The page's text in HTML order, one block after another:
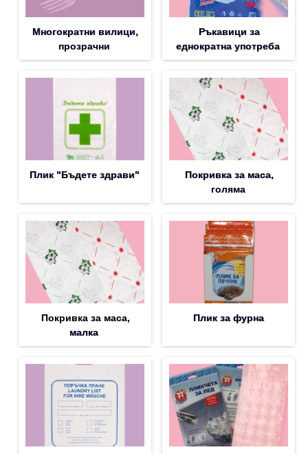
Многократни вилици,
прозрачни
Ръкавици за
еднократна употреба
Плик "Бъдете здрави"
Покривка за маса,
голяма
Покривка за маса,
малка
Плик за фурна